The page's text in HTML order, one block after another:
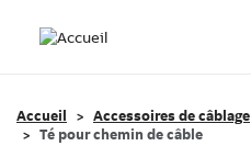
Accueil Accessoires de câblage
Té pour chemin de câble